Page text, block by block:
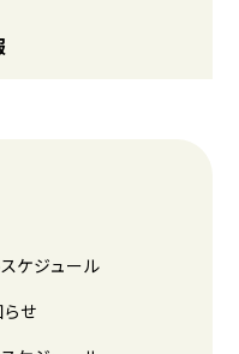
ケジュール
せ